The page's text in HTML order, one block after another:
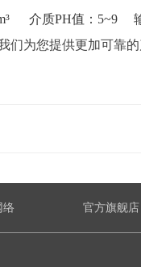
介质PH值：5~9
为您提供更加可靠的
络 官方旗舰店